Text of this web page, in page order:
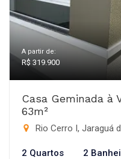
A partir de:
R$ 319.900
Casa Geminada à
63m²
Rio Cerro I, Jaraguá
2 Quartos 2